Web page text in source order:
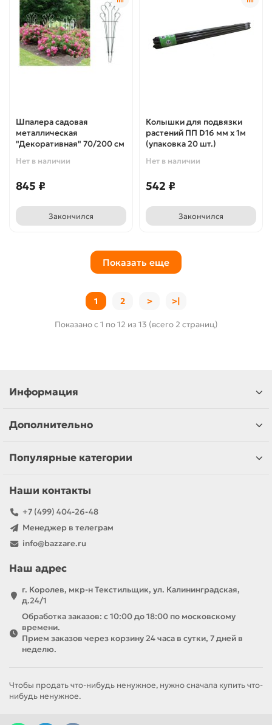
Шпалера садовая
металлическая
"Декоративная" 70/200 см
Нет в наличии
845 ₽
Закончился
Колышки для подвязки
растений ПП D16 мм х 1м
(упаковка 20 шт.)
Нет в наличии
542 ₽
Закончился
Показать еще
1 2 > >|
Показано с 1 по 12 из 13 (всего 2 страниц)
Информация
Дополнительно
Популярные категории
Наши контакты
+7 (499) 404-26-48
Менеджер в телеграм
info@bazzare.ru
Наш адрес
г. Королев, мкр-н Текстильщик, ул. Калининградская,
д.24/1
Обработка заказов: с 10:00 до 18:00 по московскому
времени.
Прием заказов через корзину 24 часа в сутки, 7 дней в
неделю.
Чтобы продать что-нибудь ненужное, нужно сначала купить что-
нибудь ненужное.